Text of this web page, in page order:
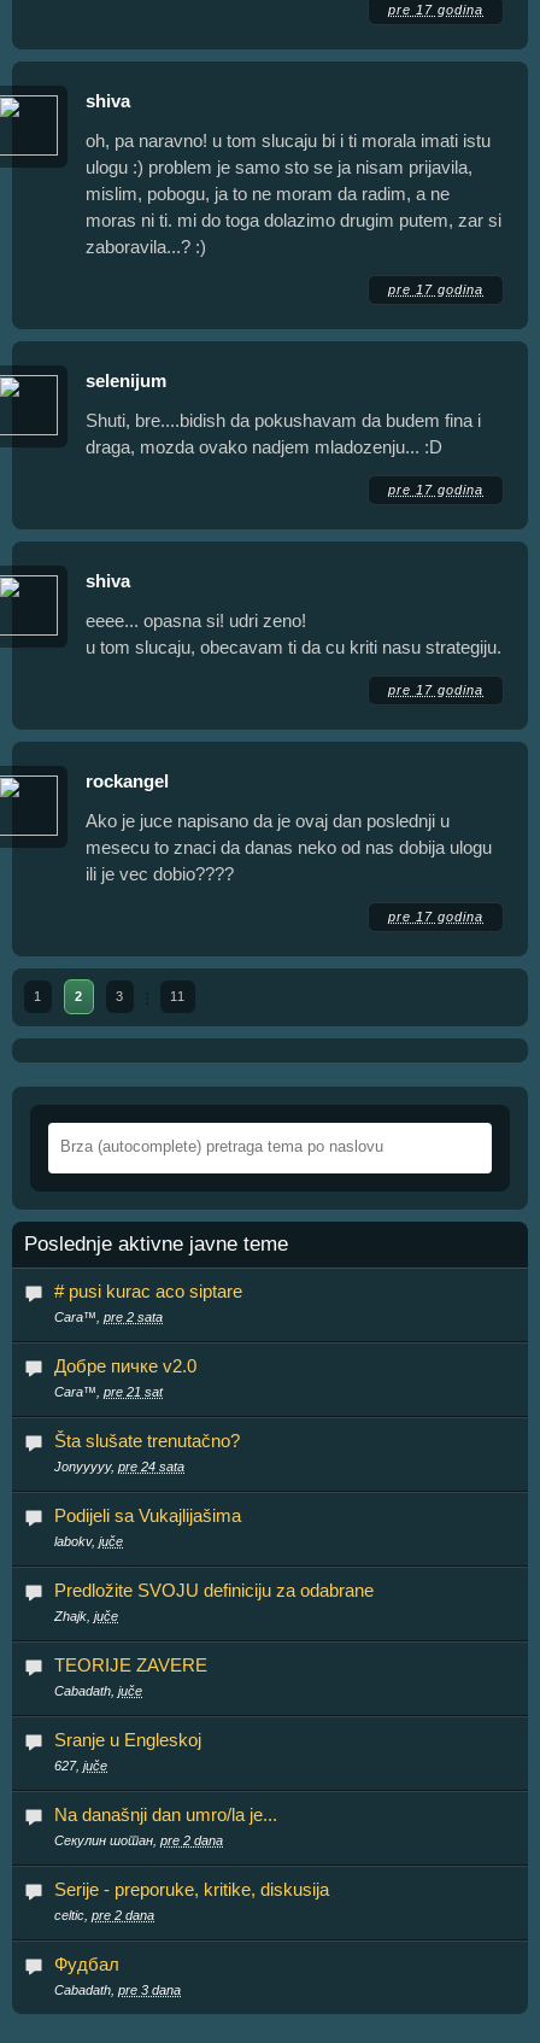
pre 17 godina
shiva
oh, pa naravno! u tom slucaju bi i ti morala imati istu
ulogu :) problem je samo sto se ja nisam prijavila,
mislim, pobogu, ja to ne moram da radim, a ne
moras ni ti. mi do toga dolazimo drugim putem, zar si
zaboravila...? :)
pre 17 godina
selenijum
Shuti, bre....bidish da pokushavam da budem fina i
draga, mozda ovako nadjem mladozenju... :D
pre 17 godina
shiva
eeee... opasna si! udri zeno!
u tom slucaju, obecavam ti da cu kriti nasu strategiju.
pre 17 godina
rockangel
Ako je juce napisano da je ovaj dan poslednji u
mesecu to znaci da danas neko od nas dobija ulogu
ili je vec dobio????
pre 17 godina
1 2 3 11
Poslednje aktivne javne teme
# pusi kurac aco siptare
Cara™, pre 2 sata
Добре пичке v2.0
Cara™, pre 21 sat
Šta slušate trenutačno?
Jonyyyyy, pre 24 sata
Podijeli sa Vukajlijašima
labokv, juče
Predložite SVOJU definiciju za odabrane
Zhajk, juče
TEORIJE ZAVERE
Cabadath, juče
Sranje u Engleskoj
627, juče
Na današnji dan umro/la je...
Секулин шотан, pre 2 dana
Serije - preporuke, kritike, diskusija
celtic, pre 2 dana
Фудбал
Cabadath, pre 3 dana